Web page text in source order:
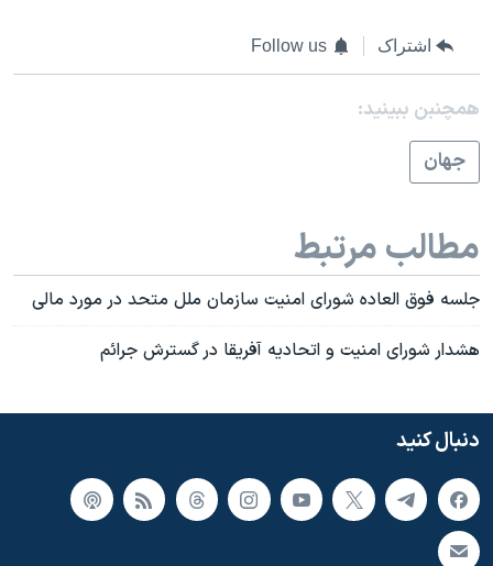
اشتراک Follow us
همچنبن ببینید:
جهان
مطالب مرتبط
جلسه فوق العاده شورای امنیت سازمان ملل متحد در مورد مالی
هشدار شورای امنیت و اتحادیه آفریقا در گسترش جرائم
دنبال کنید